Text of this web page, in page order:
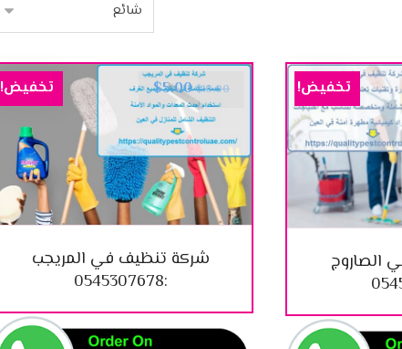
الصاروج
تخفيض!
شركة تنظيف في المريجب
:0545307678
$10.00
$5.00 تخفيض!